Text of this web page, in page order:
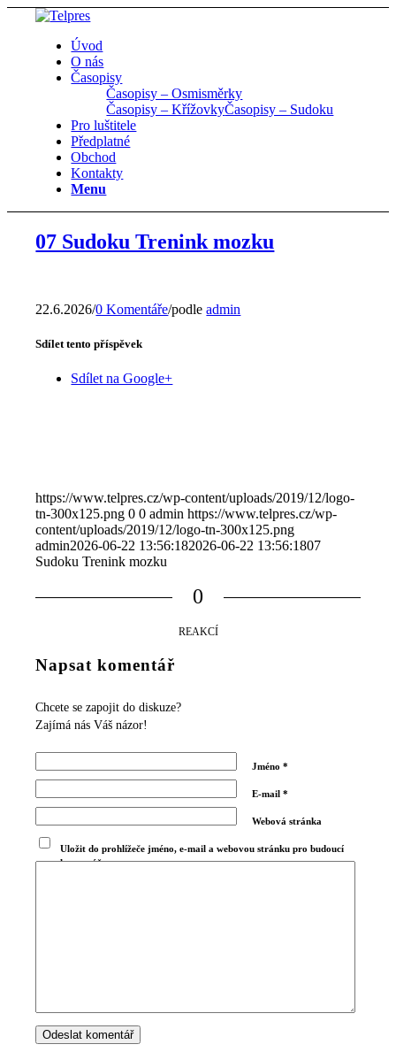
Úvod
O nás
Časopisy
Časopisy – Osmisměrky
Časopisy – KřížovkyČasopisy – Sudoku
Pro luštitele
Předplatné
Obchod
Kontakty
Menu
07 Sudoku Trenink mozku
22.6.2026/0 Komentáře/podleadmin
Sdílet tento příspěvek
Sdílet na Google+
https://www.telpres.cz/wp-content/uploads/2019/12/logo-
tn-300x125.png 0 0 admin https://www.telpres.cz/wp-
content/uploads/2019/12/logo-tn-300x125.png
admin2026-06-22 13:56:182026-06-22 13:56:1807
Sudoku Trenink mozku
0
REAKCÍ
Napsat komentář
Chcete se zapojit do diskuze?
Zajímá nás Váš názor!
Jméno*
E-mail*
Webová stránka
Uložit do prohlížeče jméno, e-mail a webovou stránku pro budoucí
komentáře.